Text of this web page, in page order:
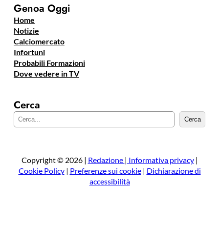
Genoa Oggi
Home
Notizie
Calciomercato
Infortuni
Probabili Formazioni
Dove vedere in TV
Cerca
e
a
Cerca
Copyright © 2026 | Redazione | Informativa privacy|
Cookie Policy| Preferenze sui cookie| Dichiarazione di
accessibilità